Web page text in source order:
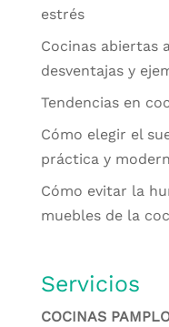
estrés
Cocinas abiertas
desventajas y
Tendencias en
Cómo elegir el
práctica y
Cómo evitar la
muebles de la
Servicios
COCINAS